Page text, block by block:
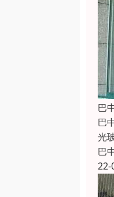
巴
巴
光
巴
22-